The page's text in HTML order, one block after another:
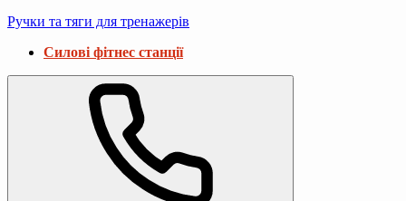
Ручки та тяги для тренажерів
Силові фітнес станції